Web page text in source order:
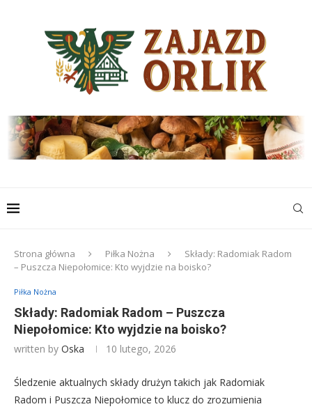
Strona główna Piłka Nożna
Składy: Radomiak Radom
– Puszcza Niepołomice: Kto wyjdzie na boisko?
Piłka Nożna
Składy: Radomiak Radom – Puszcza
Niepołomice: Kto wyjdzie na boisko?
written by Oska 10 lutego, 2026
Śledzenie aktualnych składy drużyn takich jak Radomiak
Radom i Puszcza Niepołomice to klucz do zrozumienia